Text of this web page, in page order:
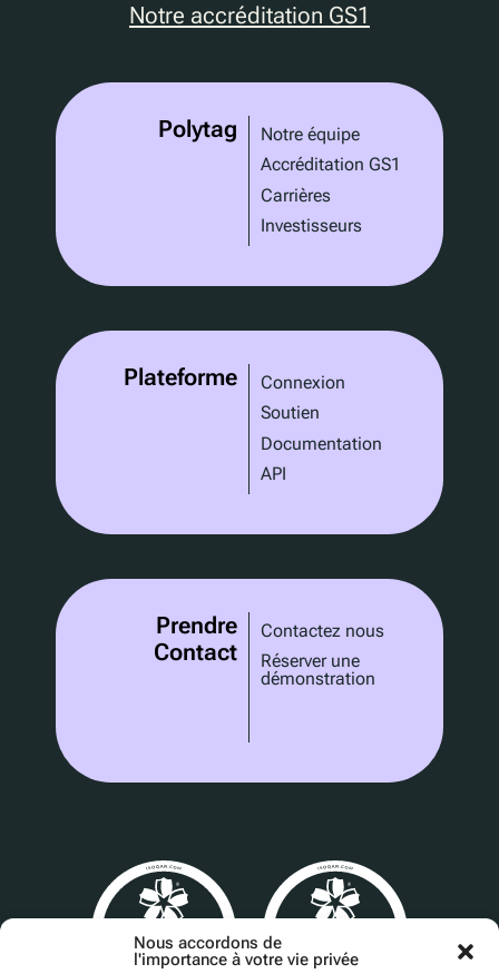
Nous accordons de
l'importance à votre vie privée
Notre accréditation GS1
Polytag
Notre équipe
Accréditation GS1
Carrières
Investisseurs
Plateforme
Connexion
Soutien
Documentation
API
Prendre
Contact
Contactez nous
Réserver une
démonstration